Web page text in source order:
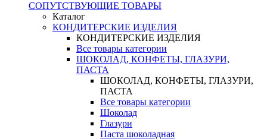
СОПУТСТВУЮЩИЕ ТОВАРЫ
Каталог
КОНДИТЕРСКИЕ ИЗДЕЛИЯ
КОНДИТЕРСКИЕ ИЗДЕЛИЯ
Все товары категории
ШОКОЛАД, КОНФЕТЫ, ГЛАЗУРИ,
ПАСТА
ШОКОЛАД, КОНФЕТЫ, ГЛАЗУРИ,
ПАСТА
Все товары категории
Шоколад
Глазури
Паста шоколадная